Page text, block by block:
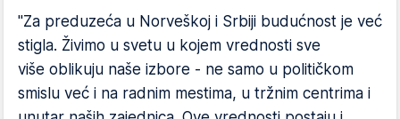
"Za preduzeća u Norveškoj i Srbiji budućnost je već
stigla. Živimo u svetu u kojem vrednosti sve
više oblikuju naše izbore - ne samo u političkom
smislu već i na radnim mestima, u tržnim centrima i